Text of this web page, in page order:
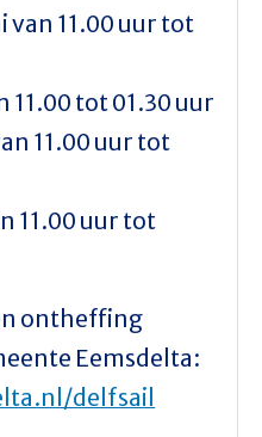
van 11.00 uur tot
11.00 tot 01.30 uur
11.00 uur tot
11.00 uur tot
ontheffing
Eemsdelta:
delfsail